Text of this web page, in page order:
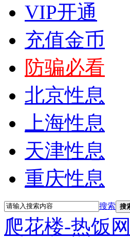
VIP开通
充值金币
防骗必看
北京性息
上海性息
天津性息
重庆性息
搜索 搜
爬花楼-热饭